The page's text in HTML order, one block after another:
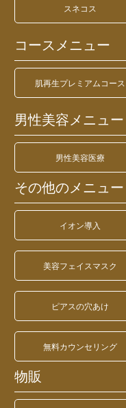
スネコス
コースメニュー
肌再生プレミアムコース
男性美容メニュー
男性美容医療
その他のメニュー
イオン導入
美容フェイスマスク
ピアスの穴あけ
無料カウンセリング
物販